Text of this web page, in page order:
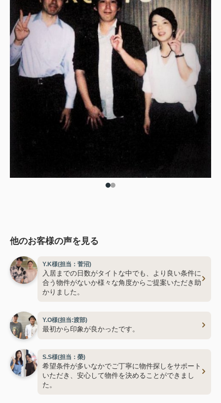
他のお客様の声を見る
Y.K様(担当：菅沼)
入居までの日数がタイトな中でも、より良い条件に
合う物件がないか様々な角度からご提案いただき助
かりました。
Y.O様(担当:渡部)
最初から印象が良かったです。
S.S様(担当：榮)
希望条件が多いなかでご丁寧に物件探しをサポート
いただき、安心して物件を決めることができまし
た。